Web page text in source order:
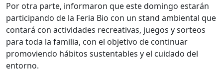
Por otra parte, informaron que este domingo estarán
participando de la Feria Bio con un stand ambiental que
contará con actividades recreativas, juegos y sorteos
para toda la familia, con el objetivo de continuar
promoviendo hábitos sustentables y el cuidado del
entorno.